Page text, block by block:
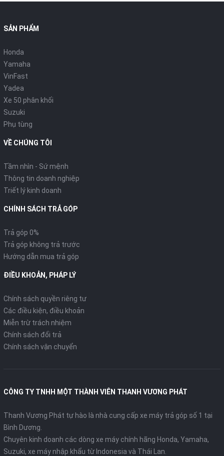
SẢN PHẨM
Honda
Yamaha
VinFast
Yadea
Xe 50 phân khối
Suzuki
Phụ tùng
VỀ CHÚNG TÔI
Tầm nhìn - Sứ mệnh
Thông tin doanh nghiệp
Triết lý kinh doanh
CHÍNH SÁCH TRẢ GÓP
Trả góp 0%
Trả góp không trả trước
Hướng dẫn mua trả góp
ĐIỀU KHOẢN, PHÁP LÝ
Chính sách quyền riêng tư
Các điều kiện, điều khoản
Miễn trừ trách nhiệm
Chính sách đổi trả
Chính sách vận chuyển
CÔNG TY TNHH MỘT THÀNH VIÊN THANH VƯƠNG PHÁT
Thanh Vương Phát tự hào là nhà cung cấp xe máy trả góp số 1 tại
Bình Dương.
Chuyên kinh doanh các dòng xe máy chính hãng Honda, Yamaha,
Suzuki, xe máy nhập khẩu từ Indonesia và Thái Lan.